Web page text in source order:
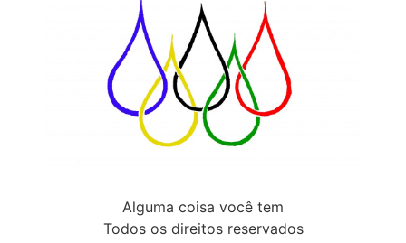
Alguma coisa você tem
Todos os direitos reservados